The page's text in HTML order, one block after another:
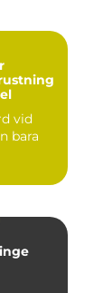
vid
bara